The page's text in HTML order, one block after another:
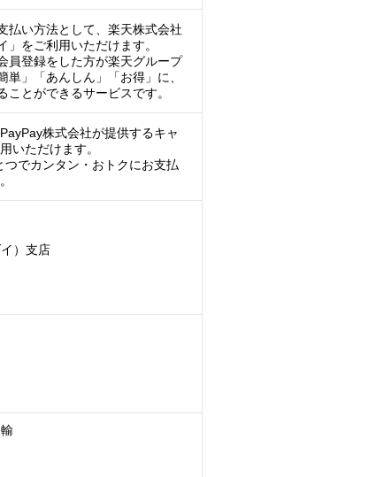
払い方法として、楽天株式会社
」をご利用いただけます。
員登録をした方が楽天グループ
単」「あんしん」「お得」に、
ことができるサービスです。
株式会社が提供するキャ
いただけます。
つでカンタン・おトクにお支払
）支店